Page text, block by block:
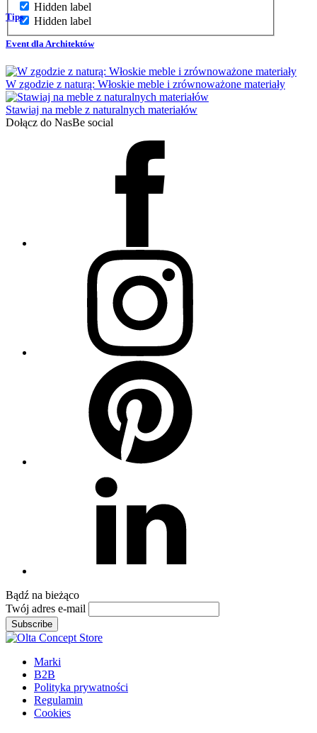
Hidden label
Hidden label
Tips
Event dla Architektów
W zgodzie z naturą: Włoskie meble i zrównoważone materiały
Stawiaj na meble z naturalnych materiałów
Dołącz do NasBe social
Bądź na bieżąco
Twój adres e-mail
Subscribe
Marki
B2B
Polityka prywatności
Regulamin
Cookies